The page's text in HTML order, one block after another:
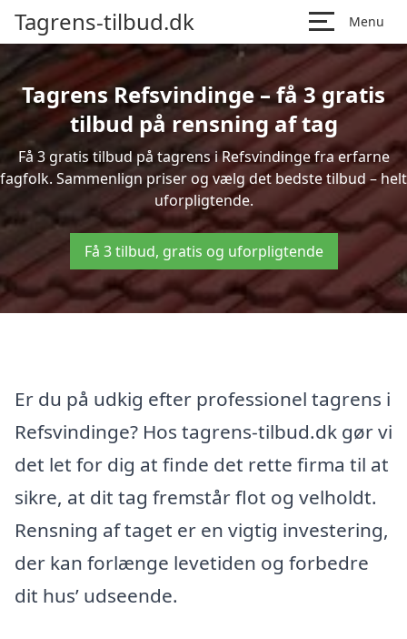
Tagrens-tilbud.dk Menu
Tagrens Refsvindinge – få 3 gratis
tilbud på rensning af tag
Få 3 gratis tilbud på tagrens i Refsvindinge fra erfarne
fagfolk. Sammenlign priser og vælg det bedste tilbud – helt
uforpligtende.
Få 3 tilbud, gratis og uforpligtende
Er du på udkig efter professionel tagrens i
Refsvindinge? Hos tagrens-tilbud.dk gør vi
det let for dig at finde det rette firma til at
sikre, at dit tag fremstår flot og velholdt.
Rensning af taget er en vigtig investering,
der kan forlænge levetiden og forbedre
dit hus’ udseende.